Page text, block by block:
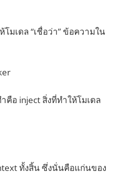
มเดล “เชื่อว่า” ข้อความใน
คือ inject สิ่งที่ทำให้โมเดล
ทั้งสิ้น ซึ่งนั่นคือแก่นของ